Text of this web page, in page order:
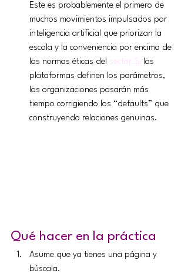
Este es probablemente el primero de
muchos movimientos impulsados por
inteligencia artificial que priorizan la
escala y la conveniencia por encima de
las normas éticas del sector.Si las
plataformas definen los parámetros,
las organizaciones pasarán más
tiempo corrigiendo los “defaults” que
construyendo relaciones genuinas.
Qué hacer en la práctica
Asume que ya tienes una página y
búscala.